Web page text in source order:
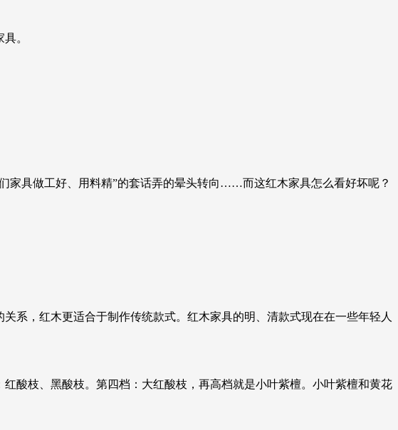
。
家具做工好、用料精”的套话弄的晕头转向……而这红木家具怎么看好坏呢？
系，红木更适合于制作传统款式。红木家具的明、清款式现在在一些年轻人
酸枝、黑酸枝。第四档：大红酸枝，再高档就是小叶紫檀。小叶紫檀和黄花